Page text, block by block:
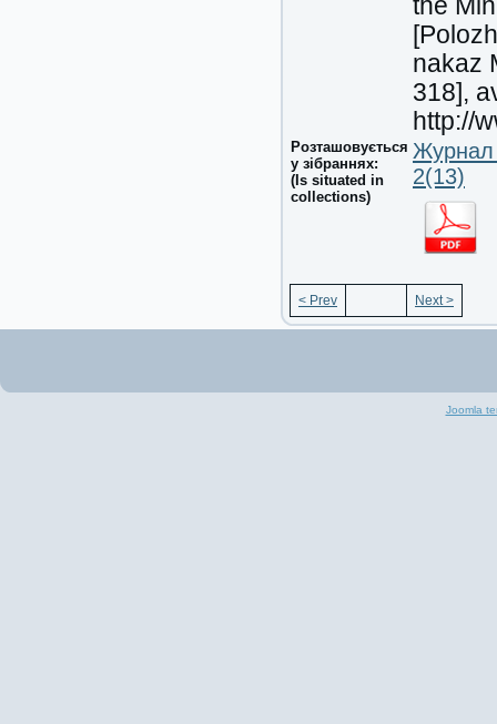
the
nakaz
318],
http://
Розташовується
у зібраннях:
(Is situated in
collections)
Журнал
2(13)
< Prev Next >
Joomla